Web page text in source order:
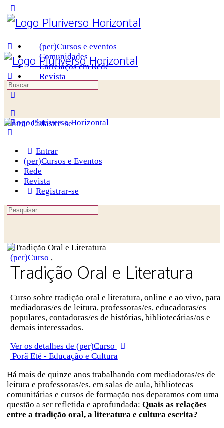
Panel
(per)Cursos e eventos
Comunidades
Entrelaços em Rede
Revista
Entrar Cadastre-se
Procurar
por:
Entrar
(per)Cursos e Eventos
Rede
Revista
Registrar-se
Procurar
Close
search
(per)Curso ,
Tradição Oral e Literatura
Curso sobre tradição oral e literatura, online e ao vivo, para
mediadoras/es de leitura, professoras/es, educadoras/es
populares, contadoras/es de histórias, bibliotecárias/os e
demais interessados.
Ver os detalhes de (per)Curso
Porã Eté - Educação e Cultura
Há mais de quinze anos trabalhando com mediadoras/es de
leitura e professoras/es, em salas de aula, bibliotecas
comunitárias e cursos de formação nos deparamos com uma
questão a ser refletida e aprofundada:Quais as relações
entre a tradição oral, a literatura e cultura escrita?